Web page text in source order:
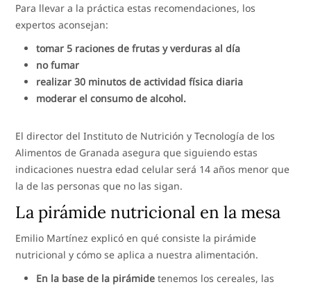
Para llevar a la práctica estas recomendaciones, los
expertos aconsejan:
tomar 5 raciones de frutas y verduras al día
no fumar
realizar 30 minutos de actividad física diaria
moderar el consumo de alcohol.
El director del Instituto de Nutrición y Tecnología de los
Alimentos de Granada asegura que siguiendo estas
indicaciones nuestra edad celular será 14 años menor que
la de las personas que no las sigan.
La pirámide nutricional en la mesa
Emilio Martínez explicó en qué consiste la pirámide
nutricional y cómo se aplica a nuestra alimentación.
En la base de la pirámide tenemos los cereales, las